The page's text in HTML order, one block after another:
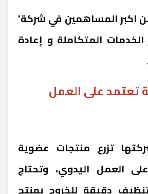
اكبر المساهمين في شركة'
الخدمات المتكاملة و إعادة
تعتمد على العمل
تزرع منتجات عضوية
العمل اليدوي، وتحتاج
دقيقة للخروج بمنتج